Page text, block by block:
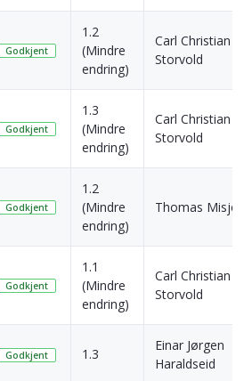
Godkjent
1.2
(Mindre
endring)
Carl Christian
Storvold
Godkjent
1.3
(Mindre
endring)
Carl Christian
Storvold
Godkjent
1.2
(Mindre
endring)
Thomas Misje
Godkjent
1.1
(Mindre
endring)
Carl Christian
Storvold
Godkjent 1.3
Einar Jørgen
Haraldseid